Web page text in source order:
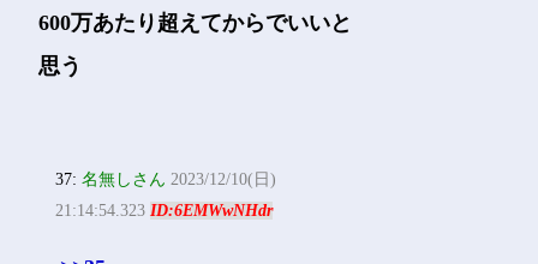
600万あたり超えてからでいいと
思う
37:名無しさん 2023/12/10(日)
21:14:54.323ID:6EMWwNHdr